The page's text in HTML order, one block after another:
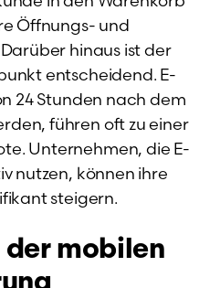
Öffnungs- und
hinaus ist der
entscheidend. E-
24 Stunden nach dem
führen oft zu einer
Unternehmen, die E-
nutzen, können ihre
steigern.
mobilen